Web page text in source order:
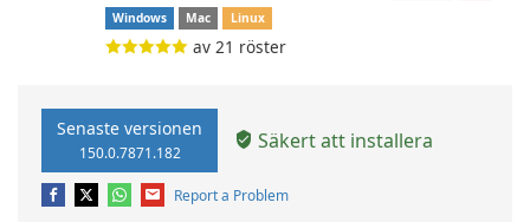
Windows
Mac Linux
av 21 röster
Senaste versionen
150.0.7871.182 Säkert att installera
Report a Problem